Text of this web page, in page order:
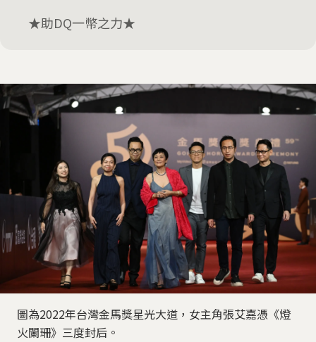
★助DQ一幣之力★
圖為2022年台灣金馬獎星光大道，女主角張艾嘉憑《燈
火闌珊》三度封后。